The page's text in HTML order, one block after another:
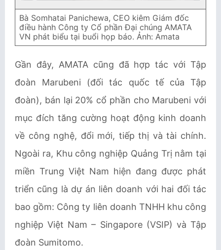
Bà Somhatai Panichewa, CEO kiêm Giám đốc
điều hành Công ty Cổ phần Đại chúng AMATA
VN phát biểu tại buổi họp báo. Ảnh: Amata
Gần đây, AMATA cũng đã hợp tác với Tập
đoàn Marubeni (đối tác quốc tế của Tập
đoàn), bán lại 20% cổ phần cho Marubeni với
mục đích tăng cường hoạt động kinh doanh
về công nghệ, đổi mới, tiếp thị và tài chính.
Ngoài ra, Khu công nghiệp Quảng Trị nằm tại
miền Trung Việt Nam hiện đang được phát
triển cũng là dự án liên doanh với hai đối tác
bao gồm: Công ty liên doanh TNHH khu công
nghiệp Việt Nam – Singapore (VSIP) và Tập
đoàn Sumitomo.